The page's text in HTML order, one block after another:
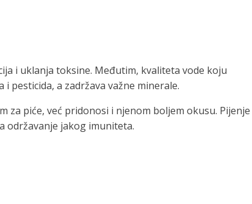
i uklanja toksine. Međutim, kvaliteta vode koju
a zadržava važne minerale.
za piće, već pridonosi i njenom boljem okusu. Pijenje
održavanje jakog imuniteta.